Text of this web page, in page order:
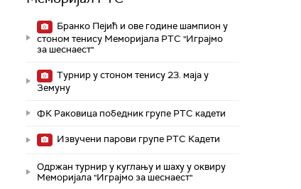
Бранко Пејић и ове године шампион у
стоном тенису Меморијала РТС "Играјмо
за шеснаест"
Турнир у стоном тенису 23. маја у
Земуну
ФК Раковица победник групе РТС кадети
Извучени парови групе РТС Кадети
Одржан турнир у куглању и шаху у оквиру
Меморијала "Играјмо за шеснаест"